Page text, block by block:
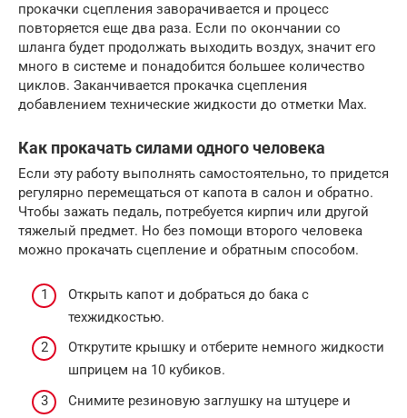
прокачки сцепления заворачивается и процесс
повторяется еще два раза. Если по окончании со
шланга будет продолжать выходить воздух, значит его
много в системе и понадобится большее количество
циклов. Заканчивается прокачка сцепления
добавлением технические жидкости до отметки Max.
Как прокачать силами одного человека
Если эту работу выполнять самостоятельно, то придется
регулярно перемещаться от капота в салон и обратно.
Чтобы зажать педаль, потребуется кирпич или другой
тяжелый предмет. Но без помощи второго человека
можно прокачать сцепление и обратным способом.
Открыть капот и добраться до бака с
техжидкостью.
Открутите крышку и отберите немного жидкости
шприцем на 10 кубиков.
Снимите резиновую заглушку на штуцере и